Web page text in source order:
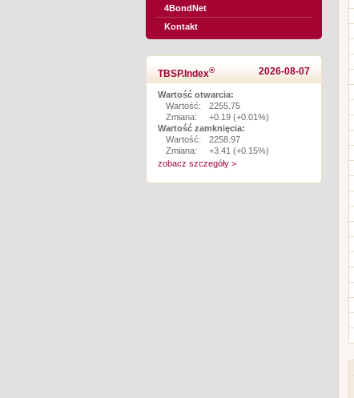
4BondNet
Kontakt
TBSP.Index® 2026-08-07
Wartość otwarcia:
Wartość:
2255.75
Zmiana:
+0.19 (+0.01%)
Wartość zamknięcia:
Wartość:
2258.97
Zmiana:
+3.41 (+0.15%)
zobacz szczegóły >